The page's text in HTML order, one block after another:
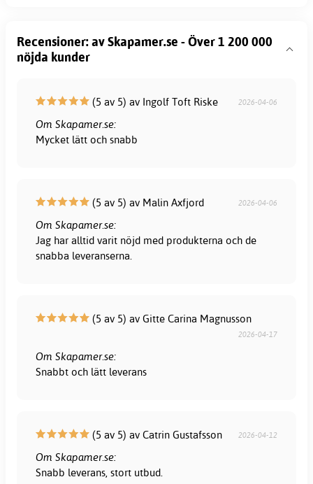
Recensioner: av Skapamer.se - Över 1 200 000
nöjda kunder
(5 av 5) av Ingolf Toft Riske 2026-04-06
Om Skapamer.se:
Mycket lätt och snabb
(5 av 5) av Malin Axfjord 2026-04-06
Om Skapamer.se:
Jag har alltid varit nöjd med produkterna och de
snabba leveranserna.
(5 av 5) av Gitte Carina Magnusson
2026-04-17
Om Skapamer.se:
Snabbt och lätt leverans
(5 av 5) av Catrin Gustafsson 2026-04-12
Om Skapamer.se:
Snabb leverans, stort utbud.